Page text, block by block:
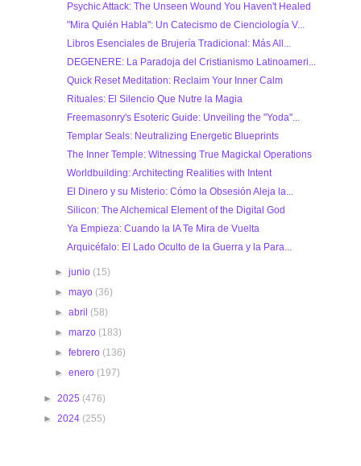
Psychic Attack: The Unseen Wound You Haven't Healed
"Mira Quién Habla": Un Catecismo de Cienciología V...
Libros Esenciales de Brujería Tradicional: Más All...
DEGENERE: La Paradoja del Cristianismo Latinoameri...
Quick Reset Meditation: Reclaim Your Inner Calm
Rituales: El Silencio Que Nutre la Magia
Freemasonry's Esoteric Guide: Unveiling the "Yoda"...
Templar Seals: Neutralizing Energetic Blueprints
The Inner Temple: Witnessing True Magickal Operations
Worldbuilding: Architecting Realities with Intent
El Dinero y su Misterio: Cómo la Obsesión Aleja la...
Silicon: The Alchemical Element of the Digital God
Ya Empieza: Cuando la IA Te Mira de Vuelta
Arquicéfalo: El Lado Oculto de la Guerra y la Para...
►junio (15)
►mayo (36)
►abril (58)
►marzo (183)
►febrero (136)
►enero (197)
► 2025 (476)
► 2024 (255)